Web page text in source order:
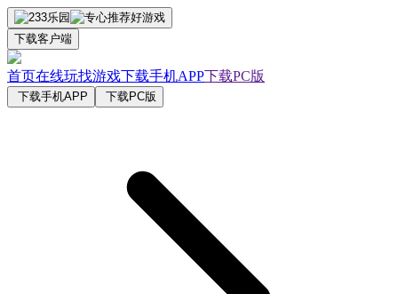
下载客户端
首页在线玩找游戏下载手机APP下载PC版
下载手机APP 下载PC版